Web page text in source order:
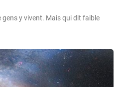
gens y vivent. Mais qui dit faible